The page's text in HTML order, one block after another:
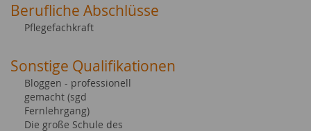
Berufliche Abschlüsse
Pflegefachkraft
Sonstige Qualifikationen
Bloggen - professionell
gemacht (sgd
Fernlehrgang)
Die große Schule des